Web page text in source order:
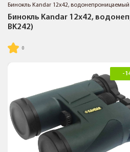
Бинокль Kandar 12х42, водонепроницаемый
Бинокль Kandar 12х42,
BK242)
-